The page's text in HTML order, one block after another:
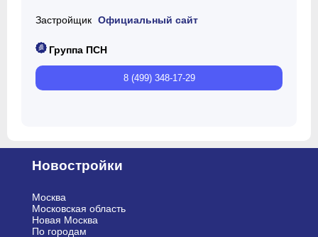
Застройщик Официальный сайт
Группа ПСН
8 (499) 348-17-29
Новостройки
Москва
Московская область
Новая Москва
По городам